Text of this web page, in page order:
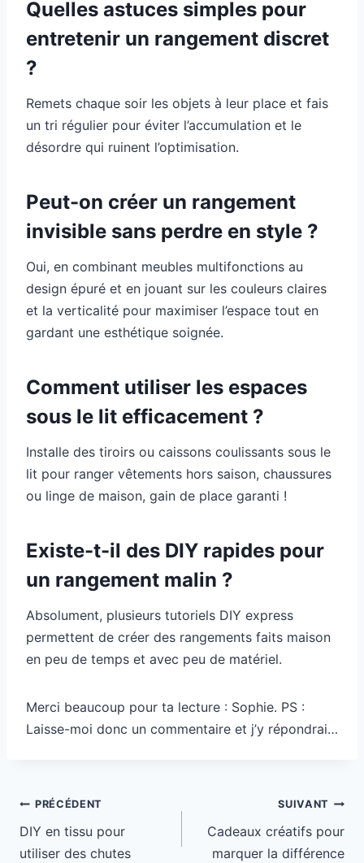
Quelles astuces simples pour
entretenir un rangement discret
?
Remets chaque soir les objets à leur place et fais
un tri régulier pour éviter l’accumulation et le
désordre qui ruinent l’optimisation.
Peut-on créer un rangement
invisible sans perdre en style ?
Oui, en combinant meubles multifonctions au
design épuré et en jouant sur les couleurs claires
et la verticalité pour maximiser l’espace tout en
gardant une esthétique soignée.
Comment utiliser les espaces
sous le lit efficacement ?
Installe des tiroirs ou caissons coulissants sous le
lit pour ranger vêtements hors saison, chaussures
ou linge de maison, gain de place garanti !
Existe-t-il des DIY rapides pour
un rangement malin ?
Absolument, plusieurs tutoriels DIY express
permettent de créer des rangements faits maison
en peu de temps et avec peu de matériel.
Merci beaucoup pour ta lecture : Sophie. PS :
Laisse-moi donc un commentaire et j’y répondrai…
Navigation
de
l’article
PRÉCÉDENT
DIY en tissu pour
utiliser des chutes
SUIVANT
Cadeaux créatifs pour
marquer la différence